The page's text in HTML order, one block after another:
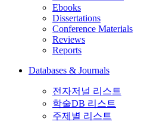
Ebooks
Dissertations
Conference Materials
Reviews
Reports
Databases & Journals
전자저널 리스트
학술DB 리스트
주제별 리스트